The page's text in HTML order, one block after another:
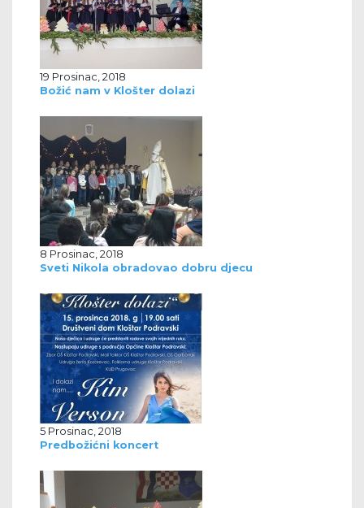
19 Prosinac, 2018
Božić nam v Klošter dolazi
8 Prosinac, 2018
Sveti Nikola obradovao dobru djecu
5 Prosinac, 2018
Predbožićni koncert